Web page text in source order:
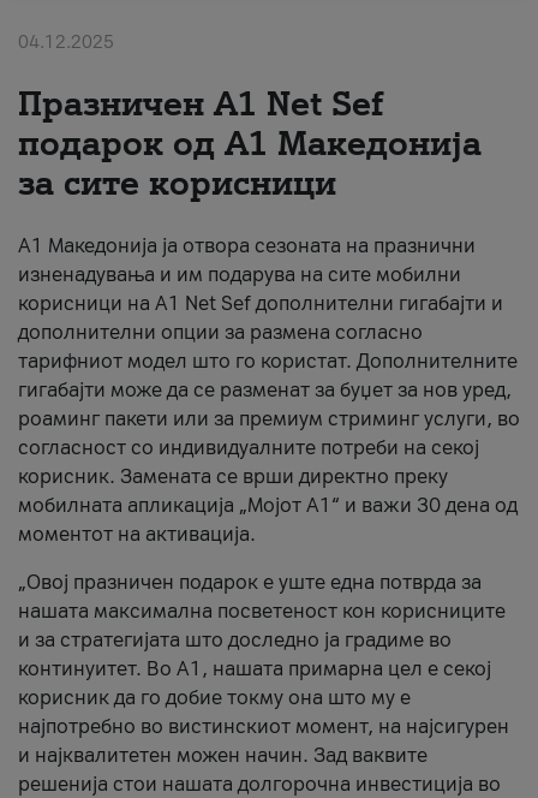
Надополни кредит
За нас
#ПодобарОнлајн
04.12.2025
Празничен A1 Net Sеf
подарок од А1 Македонија
за сите корисници
А1 Македонија ја отвора сезоната на празнични
изненадувања и им подарува на сите мобилни
корисници на A1 Net Sef дополнителни гигабајти и
дополнителни опции за размена согласно
тарифниот модел што го користат. Дополнителните
гигабајти може да се разменат за буџет за нов уред,
роаминг пакети или за премиум стриминг услуги, во
согласност со индивидуалните потреби на секој
корисник. Замената се врши директно преку
мобилната апликација „Мојот А1“ и важи 30 дена од
моментот на активација.
„Овој празничен подарок е уште една потврда за
нашата максимална посветеност кон корисниците
и за стратегијата што доследно ја градиме во
континуитет. Во А1, нашата примарна цел е секој
корисник да го добие токму она што му е
најпотребно во вистинскиот момент, на најсигурен
и најквалитетен можен начин. Зад ваквите
решенија стои нашата долгорочна инвестиција во